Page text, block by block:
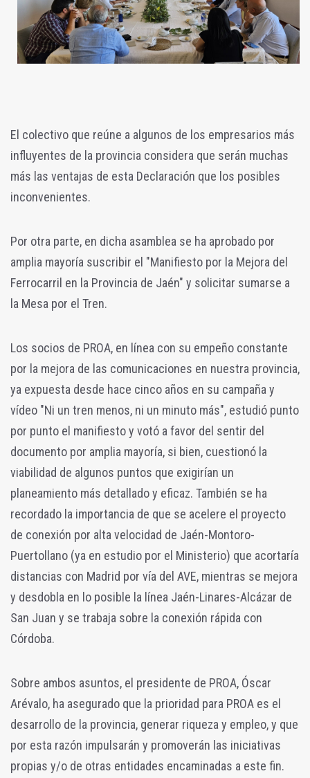
El colectivo que reúne a algunos de los empresarios más
influyentes de la provincia considera que serán muchas
más las ventajas de esta Declaración que los posibles
inconvenientes.
Por otra parte, en dicha asamblea se ha aprobado por
amplia mayoría suscribir el "Manifiesto por la Mejora del
Ferrocarril en la Provincia de Jaén" y solicitar sumarse a
la Mesa por el Tren.
Los socios de PROA, en línea con su empeño constante
por la mejora de las comunicaciones en nuestra provincia,
ya expuesta desde hace cinco años en su campaña y
vídeo "Ni un tren menos, ni un minuto más", estudió punto
por punto el manifiesto y votó a favor del sentir del
documento por amplia mayoría, si bien, cuestionó la
viabilidad de algunos puntos que exigirían un
planeamiento más detallado y eficaz. También se ha
recordado la importancia de que se acelere el proyecto
de conexión por alta velocidad de Jaén-Montoro-
Puertollano (ya en estudio por el Ministerio) que acortaría
distancias con Madrid por vía del AVE, mientras se mejora
y desdobla en lo posible la línea Jaén-Linares-Alcázar de
San Juan y se trabaja sobre la conexión rápida con
Córdoba.
Sobre ambos asuntos, el presidente de PROA, Óscar
Arévalo, ha asegurado que la prioridad para PROA es el
desarrollo de la provincia, generar riqueza y empleo, y que
por esta razón impulsarán y promoverán las iniciativas
propias y/o de otras entidades encaminadas a este fin.